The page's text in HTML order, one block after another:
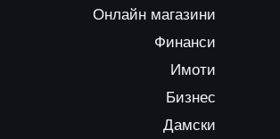
Онлайн магазини
Финанси
Имоти
Бизнес
Дамски